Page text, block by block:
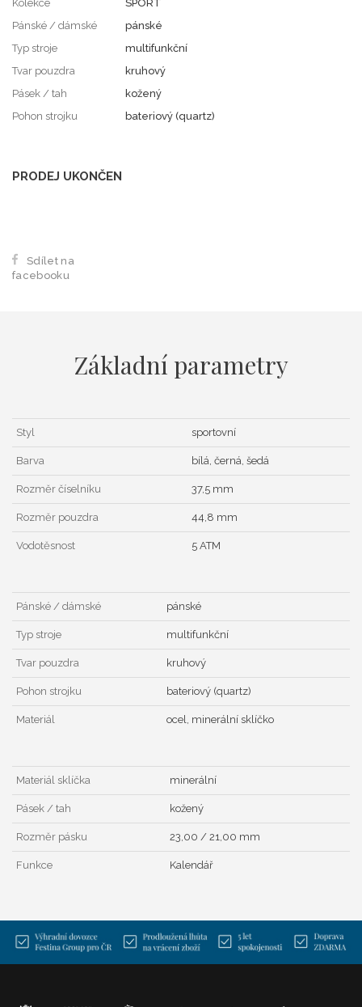
Kolekce
SPORT
Pánské / dámské
pánské
Typ stroje
multifunkční
Tvar pouzdra
kruhový
Pásek / tah
kožený
Pohon strojku
bateriový (quartz)
PRODEJ UKONČEN
Sdílet na
facebooku
Základní parametry
Styl sportovní
Barva bílá, černá, šedá
Rozměr číselníku 37,5 mm
Rozměr pouzdra 44,8 mm
Vodotěsnost 5 ATM
Pánské / dámské pánské
Typ stroje multifunkční
Tvar pouzdra kruhový
Pohon strojku bateriový (quartz)
Materiál ocel, minerální sklíčko
Materiál sklíčka minerální
Pásek / tah kožený
Rozměr pásku 23,00 / 21,00 mm
Funkce Kalendář